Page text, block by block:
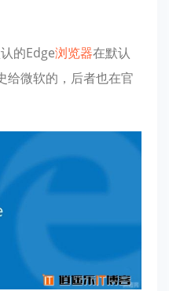
的Edge浏览器在默认
给微软的，后者也在官